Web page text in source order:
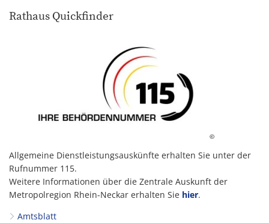
Rathaus Quickfinder
©
Allgemeine Dienstleistungsauskünfte erhalten Sie unter der
Rufnummer 115.
Weitere Informationen über die Zentrale Auskunft der
Metropolregion Rhein-Neckar erhalten Sie hier.
Amtsblatt